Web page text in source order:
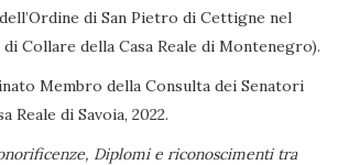
di San Pietro di Cettigne nel
Collare della Casa Reale di Montenegro).
Membro della Consulta dei Senatori
Reale di Savoia, 2022.
Diplomi e riconoscimenti tra